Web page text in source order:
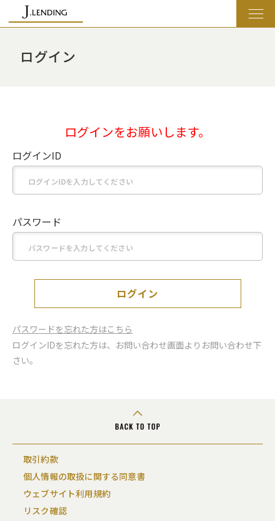
ログイン
ログインをお願いします。
ログインID
パスワード
ログイン
パスワードを忘れた方はこちら
ログインIDを忘れた方は、お問い合わせ画面よりお問い合わせ下
さい。
取引約款
個人情報の取扱に関する同意書
ウェブサイト利用規約
リスク確認